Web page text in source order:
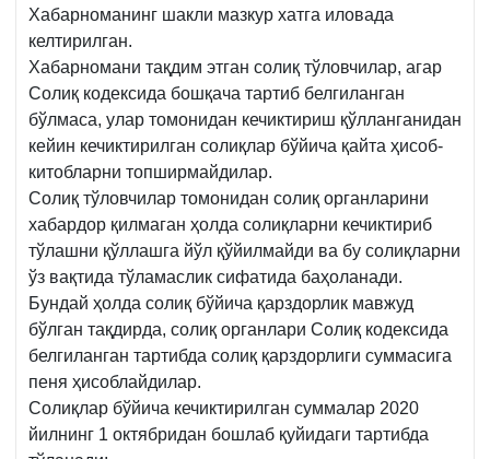
Хабарноманинг шакли мазкур хатга иловада
келтирилган.
Хабарномани тақдим этган солиқ тўловчилар, агар
Солиқ кодексида бошқача тартиб белгиланган
бўлмаса, улар томонидан кечиктириш қўлланганидан
кейин кечиктирилган солиқлар бўйича қайта ҳисоб-
китобларни топширмайдилар.
Солиқ тўловчилар томонидан солиқ органларини
хабардор қилмаган ҳолда солиқларни кечиктириб
тўлашни қўллашга йўл қўйилмайди ва бу солиқларни
ўз вақтида тўламаслик сифатида баҳоланади.
Бундай ҳолда солиқ бўйича қарздорлик мавжуд
бўлган тақдирда, солиқ органлари Солиқ кодексида
белгиланган тартибда солиқ қарздорлиги суммасига
пеня ҳисоблайдилар.
Солиқлар бўйича кечиктирилган суммалар 2020
йилнинг 1 октябридан бошлаб қуйидаги тартибда